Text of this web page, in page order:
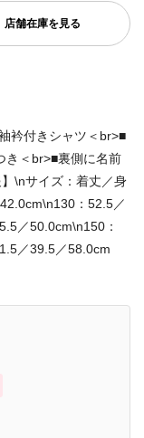
衿付きシャツ＜br>■
き＜br>■裏側に名前
\nサイズ：着丈／身
：52.5／
／50.0cm\n150：
／39.5／58.0cm